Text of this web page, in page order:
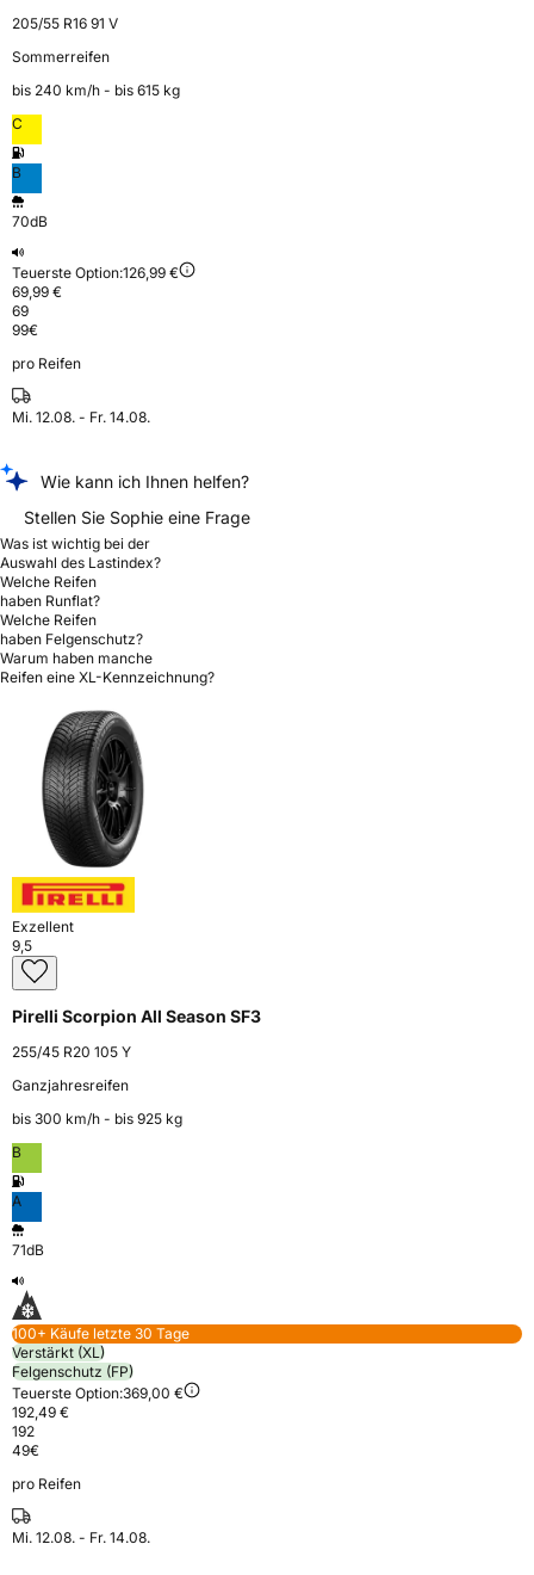
205/55 R16 91 V
Sommerreifen
bis 240 km⁠/⁠h - bis 615 kg
C
B
70dB
Teuerste Option:126,99 €
69,99 €
69
99€
pro Reifen
Mi. 12.08. - Fr. 14.08.
Wie kann ich Ihnen helfen?
Stellen Sie Sophie eine Frage
Was ist wichtig bei der
Auswahl des Lastindex?
Welche Reifen
haben Runflat?
Welche Reifen
haben Felgenschutz?
Warum haben manche
Reifen eine XL-Kennzeichnung?
Exzellent
9,5
Pirelli Scorpion All Season SF3
255/45 R20 105 Y
Ganzjahresreifen
bis 300 km⁠/⁠h - bis 925 kg
B
A
71dB
100+ Käufe letzte 30 Tage
Verstärkt (XL)
Felgenschutz (FP)
Teuerste Option:369,00 €
192,49 €
192
49€
pro Reifen
Mi. 12.08. - Fr. 14.08.